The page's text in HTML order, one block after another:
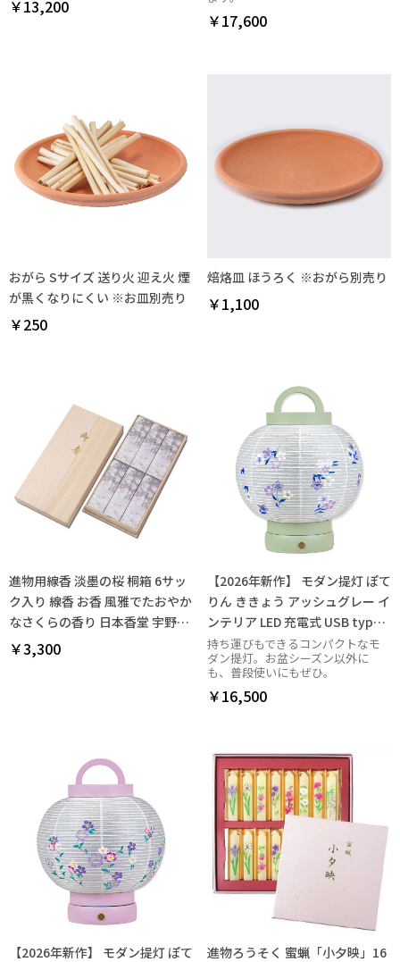
￥13,200
￥17,600
おがら Sサイズ 送り火 迎え火 煙
が黒くなりにくい ※お皿別売り
￥250
焙烙皿 ほうろく ※おがら別売り
￥1,100
進物用線香 淡墨の桜 桐箱 6サッ
ク入り 線香 お香 風雅でたおやか
なさくらの香り 日本香堂 宇野千
代ブランド 煙が少ない 贈答品 盆
用品
￥3,300
【2026年新作】 モダン提灯 ぽて
りん ききょう アッシュグレー イ
ンテリア LED 充電式 USB type-
C
持ち運びもできるコンパクトなモ
ダン提灯。お盆シーズン以外に
も、普段使いにもぜひ。
￥16,500
【2026年新作】 モダン提灯 ぽて
進物ろうそく 蜜蝋「小夕映」16